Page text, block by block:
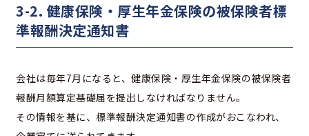
3-2. 健康保険・厚生年金保険の被保険者標
準報酬決定通知書
会社は毎年7月になると、健康保険・厚生年金保険の被保険者
報酬月額算定基礎届を提出しなければなりません。
その情報を基に、標準報酬決定通知書の作成がおこなわれ、